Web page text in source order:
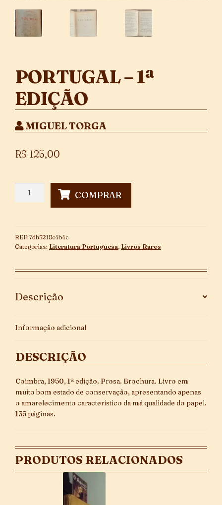
PORTUGAL – 1ª
EDIÇÃO
MIGUEL TORGA
R$ 125,00
COMPRAR
REF: 7db5218c4b4c
Categorias: Literatura Portuguesa, Livros Raros
Descrição
Informação adicional
DESCRIÇÃO
Coimbra, 1950, 1ª edição. Prosa. Brochura. Livro em
muito bom estado de conservação, apresentando apenas
o amarelecimento característico da má qualidade do papel.
135 páginas.
PRODUTOS RELACIONADOS